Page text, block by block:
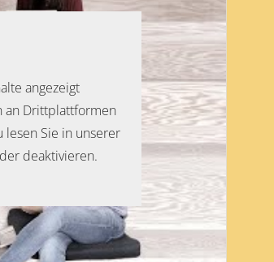
angezeigt
an Drittplattformen
lesen Sie in unserer
deaktivieren.